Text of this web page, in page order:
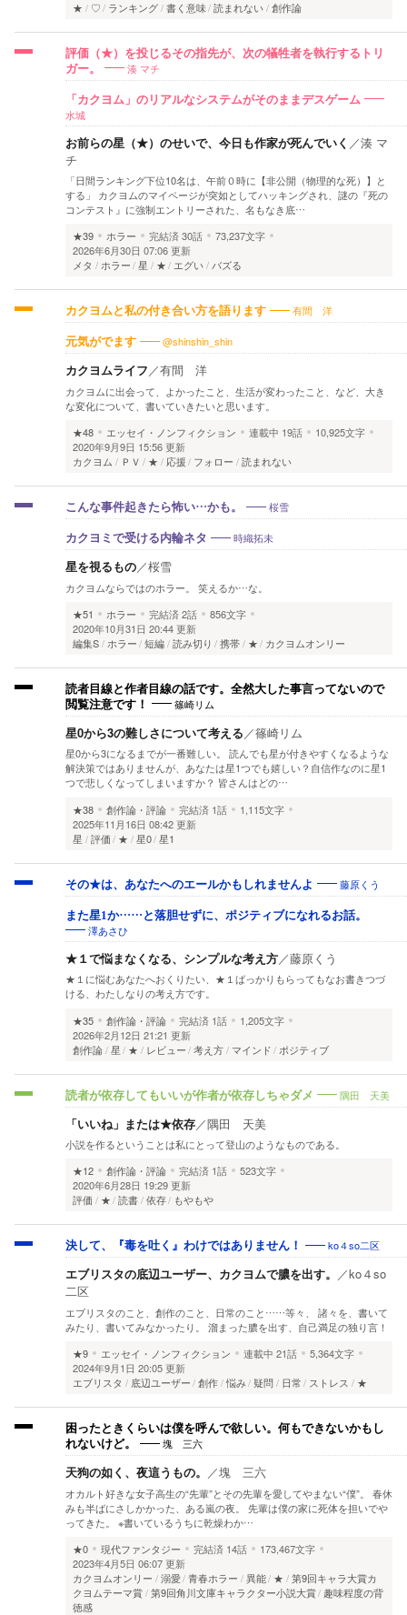
★ ♡ ランキング 書く意味 読まれない 創作論
評価（★）を投じるその指先が、次の犠牲者を執行するトリ
ガー。
湊 マチ
「カクヨム」のリアルなシステムがそのままデスゲーム
水城
お前らの星（★）のせいで、今日も作家が死んでいく ／湊 マ
チ
「日間ランキング下位10名は、午前０時に【非公開（物理的な死）】と
する」 カクヨムのマイページが突如としてハッキングされ、謎の『死の
コンテスト』に強制エントリーされた、名もなき底…
★39
ホラー 完結済30話
73,237文字
2026年6月30日 07:06 更新
メタ
ホラー 星 ★ エグい バズる
カクヨムと私の付き合い方を語ります 有間 洋
元気がでます @shinshin_shin
カクヨムライフ／有間 洋
カクヨムに出会って、よかったこと、生活が変わったこと、など、大き
な変化について、書いていきたいと思います。
★48
エッセイ・ノンフィクション 連載中 19話
10,925文字
2020年9月9日 15:56 更新
カクヨム
ＰＶ ★ 応援 フォロー 読まれない
こんな事件起きたら怖い…かも。 桜雪
カクヨミで受ける内輪ネタ 時織拓未
星を視るもの／桜雪
カクヨムならではのホラー。 笑えるか…な。
★51
ホラー 完結済2話
856文字
2020年10月31日 20:44 更新
編集S
ホラー 短編 読み切り 携帯 ★ カクヨムオンリー
読者目線と作者目線の話です。全然大した事言ってないので
閲覧注意です！
篠崎リム
星0から3の難しさについて考える／篠崎リム
星0から3になるまでが一番難しい。 読んでも星が付きやすくなるような
解決策ではありませんが、あなたは星1つでも嬉しい？自信作なのに星1
つで悲しくなってしまいますか？ 皆さんはどの…
★38
創作論・評論 完結済 1話
1,115文字
2025年11月16日 08:42 更新
星
評価 ★ 星0 星1
その★は、あなたへのエールかもしれませんよ 藤原くう
また星1か……と落胆せずに、ポジティブになれるお話。
澤あさひ
★１で悩まなくなる、シンプルな考え方／藤原くう
★１に悩むあなたへおくりたい、★１ばっかりもらってもなお書きつづ
ける、わたしなりの考え方です。
★35
創作論・評論 完結済 1話
1,205文字
2026年2月12日 21:21 更新
創作論 星 ★ レビュー 考え方 マインド ポジティブ
読者が依存してもいいが作者が依存しちゃダメ 隅田 天美
「いいね」または★依存／隅田 天美
小説を作るということは私にとって登山のようなものである。
★12
創作論・評論 完結済 1話
523文字
2020年6月28日 19:29 更新
評価
★ 読書 依存 もやもや
決して、『毒を吐く』わけではありません！ ko４so二区
エブリスタの底辺ユーザー、カクヨムで膿を出す。 ／ko４so
二区
エブリスタのこと、創作のこと、日常のこと……等々、 諸々を、書いて
みたり、書いてみなかったり。 溜まった膿を出す、自己満足の独り言！
★9
エッセイ・ノンフィクション 連載中 21話
5,364文字
2024年9月1日 20:05 更新
エブリスタ
底辺ユーザー 創作 悩み 疑問 日常 ストレス ★
困ったときくらいは僕を呼んで欲しい。何もできないかもし
れないけど。
塊 三六
天狗の如く、夜這うもの。 ／塊 三六
オカルト好きな女子高生の“先輩”とその先輩を愛してやまない“僕”。 春休
みも半ばにさしかかった、ある嵐の夜。 先輩は僕の家に死体を担いでや
ってきた。 ※書いているうちに乾燥わか…
★0
現代ファンタジー 完結済 14話
173,467文字
2023年4月5日 06:07 更新
カクヨムオンリー
溺愛 青春ホラー 異能 ★
第9回キャラ大賞カ
クヨムテーマ賞 第9回角川文庫キャラクター小説大賞 趣味程度の背
徳感